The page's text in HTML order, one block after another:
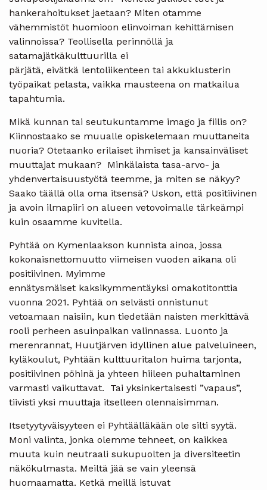
hankerahoitukset jaetaan? Miten otamme
vähemmistöt huomioon elinvoiman kehittämisen
valinnoissa? Teollisella perinnöllä ja
satamajätkäkulttuurilla ei
pärjätä, eivätkä lentoliikenteen tai akkuklusterin
työpaikat pelasta, vaikka mausteena on matkailua
tapahtumia.
Mikä kunnan tai seutukuntamme imago ja fiilis on?
Kiinnostaako se muualle opiskelemaan muuttaneita
nuoria? Otetaanko erilaiset ihmiset ja kansainväliset
muuttajat mukaan? Minkälaista tasa-arvo- ja
yhdenvertaisuustyötä teemme, ja miten se näkyy?
Saako täällä olla oma itsensä? Uskon, että positiivinen
ja avoin ilmapiiri on alueen vetovoimalle tärkeämpi
kuin osaamme kuvitella.
Pyhtää on Kymenlaakson kunnista ainoa, jossa
kokonaisnettomuutto viimeisen vuoden aikana oli
positiivinen. Myimme
ennätysmäiset kaksikymmentäyksi omakotitonttia
vuonna 2021. Pyhtää on selvästi onnistunut
vetoamaan naisiin, kun tiedetään naisten merkittävä
rooli perheen asuinpaikan valinnassa. Luonto ja
merenrannat, Huutjärven idyllinen alue palveluineen,
kyläkoulut, Pyhtään kulttuuritalon huima tarjonta,
positiivinen pöhinä ja yhteen hiileen puhaltaminen
varmasti vaikuttavat. Tai yksinkertaisesti ”vapaus”,
tiivisti yksi muuttaja itselleen olennaisimman.
Itsetyytyväisyyteen ei Pyhtäälläkään ole silti syytä.
Moni valinta, jonka olemme tehneet, on kaikkea
muuta kuin neutraali sukupuolten ja diversiteetin
näkökulmasta. Meiltä jää se vain yleensä
huomaamatta. Ketkä meillä istuvat